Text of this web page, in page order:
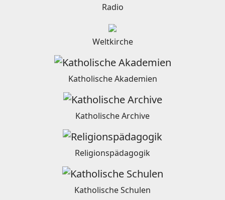
Radio
Weltkirche
Katholische Akademien
Katholische Archive
Religionspädagogik
Katholische Schulen